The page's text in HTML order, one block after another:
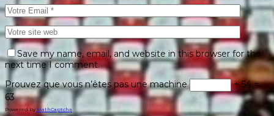
Save my name, email, and website in this browser for the
next time I comment.
Prouvez que vous n’êtes pas une machine
+ 54 =
63
Powered by MathCaptcha